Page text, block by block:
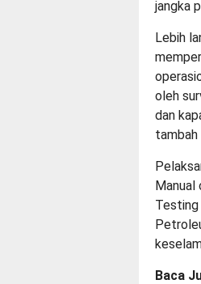
jangka
Lebih
oleh
dan
tambah
Testing
Baca